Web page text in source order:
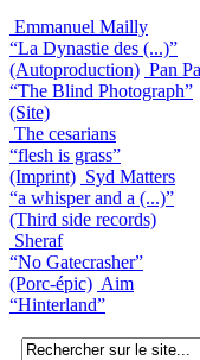
Emmanuel Mailly
“La Dynastie des (...)”
(Autoproduction) Pan
“The Blind Photograph”
(Site)
The cesarians
“flesh is grass”
(Imprint) Syd Matters
“a whisper and a (...)”
(Third side records)
Sheraf
“No Gatecrasher”
(Porc-épic) Aim
“Hinterland”